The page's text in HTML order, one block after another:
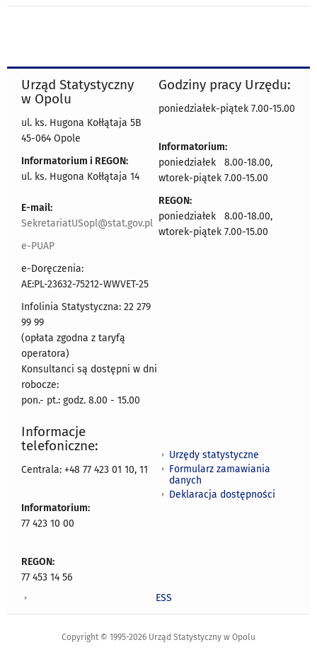
Urząd Statystyczny
w Opolu
ul. ks. Hugona Kołłątaja 5B
45-064 Opole
Informatorium i REGON:
ul. ks. Hugona Kołłątaja 14
E-mail:
SekretariatUSopl@stat.gov.pl
e-PUAP
e-Doręczenia:
AE:PL-23632-75212-WWVET-25
Infolinia Statystyczna: 22 279
99 99
(opłata zgodna z taryfą
operatora)
Konsultanci są dostępni w dni
robocze:
pon.- pt.: godz. 8.00 - 15.00
Godziny pracy Urzędu:
poniedziałek-piątek 7.00-15.00
Informatorium:
poniedziałek 8.00-18.00,
wtorek-piątek 7.00-15.00
REGON:
poniedziałek 8.00-18.00,
wtorek-piątek 7.00-15.00
Informacje
telefoniczne:
Centrala: +48 77 423 01 10, 11
Informatorium:
77 423 10 00
REGON:
77 453 14 56
Urzędy statystyczne
Formularz zamawiania
danych
Deklaracja dostępności
ESS
Copyright © 1995-2026 Urząd Statystyczny w Opolu